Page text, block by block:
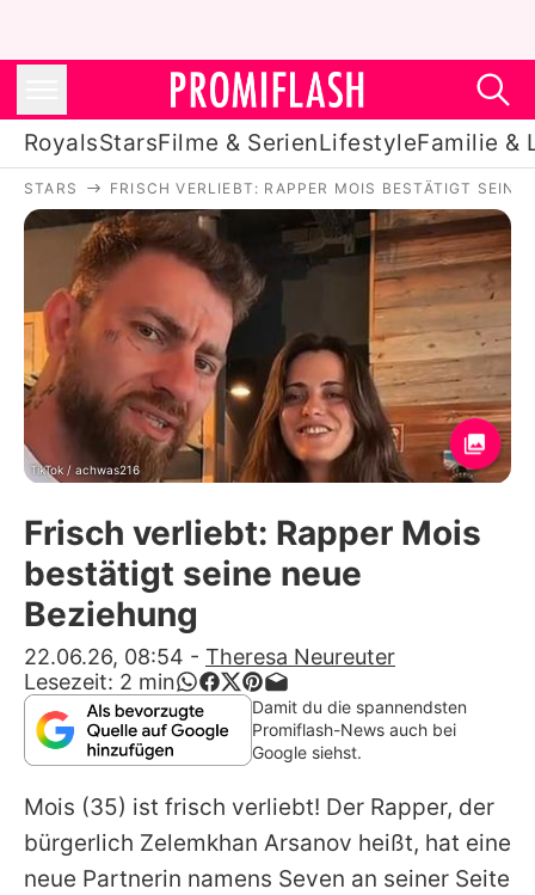
RoyalsStarsFilme & SerienLifestyleFamilie &
Royals
Stars
Filme & Serien
Lifestyle
Familie & Liebe
Promiflash Exklusiv
Alle Themen auf Promiflash
App runterladen
Team
Redaktionelle Richtlinien
Impressum
Datenschutzerklärung
STARS FRISCH VERLIEBT: RAPPER MOIS BESTÄTIGT SEINE
TikTok / achwas216
Frisch verliebt: Rapper Mois
bestätigt seine neue
Beziehung
22.06.26, 08:54 - Theresa Neureuter
Lesezeit: 2 min
Damit du die spannendsten
Promiflash-News auch bei
Google siehst.
Mois (35) ist frisch verliebt! Der Rapper, der
bürgerlich Zelemkhan Arsanov heißt, hat eine
neue Partnerin namens Seven an seiner Seite